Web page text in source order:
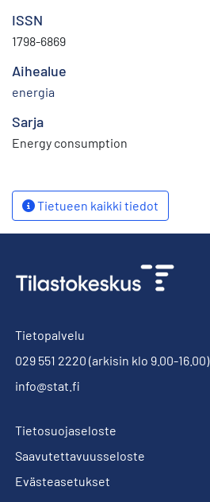
ISSN
1798-6869
Aihealue
energia
Sarja
Energy consumption
Tietueen kaikki tiedot
Tietopalvelu
029 551 2220 (arkisin klo 9.00-16.00)
info@stat.fi
Tietosuojaseloste
Saavutettavuusseloste
Evästeasetukset